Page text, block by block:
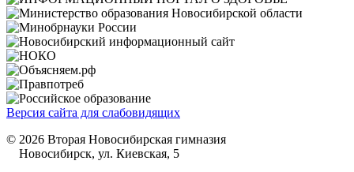
Версия сайта для слабовидящих
© 2026 Вторая Новосибирская гимназия
Новосибирск, ул. Киевская, 5